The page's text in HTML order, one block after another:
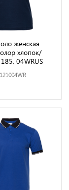
женская
хлопок/
04WRUS